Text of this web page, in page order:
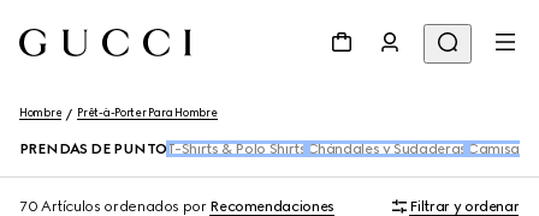
Hombre Prêt-à-Porter Para Hombre
PRENDAS DE PUNTO T-Shirts & Polo Shirts Chándales y Sudaderas Camisas
70 Artículos ordenados por Recomendaciones Filtrar y ordenar